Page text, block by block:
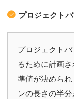
プロジェクト
プロジェクト
るために計画
準値が決めら
ンの長さの半